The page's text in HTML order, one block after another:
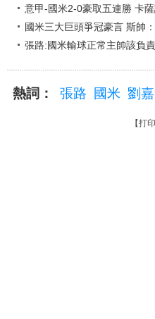
意甲-國米2-0豪取五連勝 卡
國米三大巨頭爭冠豪言 斯帥
張路:國米輸球正常主帥該負
熱詞： 張路 國米 劉
【打印